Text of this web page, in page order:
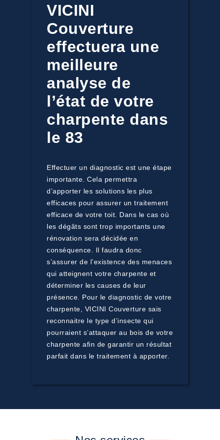
VICINI
Couverture
effectuera une
meilleure
analyse de
l’état de votre
charpente dans
le 83
Effectuer un diagnostic est une étape
importante. Cela permettra
d’apporter les solutions les plus
efficaces pour assurer un traitement
efficace de votre toit. Dans le cas où
les dégâts sont trop importants une
rénovation sera décidée en
conséquence. Il faudra donc
s’assurer de l’existence des menaces
qui atteignent votre charpente et
déterminer les causes de leur
présence. Pour le diagnostic de votre
charpente, VICINI Couverture sais
reconnaitre le type d’insecte qui
pourraient s’attaquer au bois de votre
charpente afin de garantir un résultat
parfait dans le traitement à apporter.